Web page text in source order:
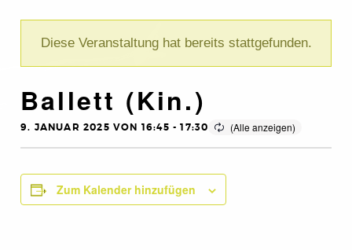
Diese Veranstaltung hat bereits stattgefunden.
Ballett (Kin.)
9. JANUAR 2025 VON 16:45 -17:30
Zum Kalender hinzufügen